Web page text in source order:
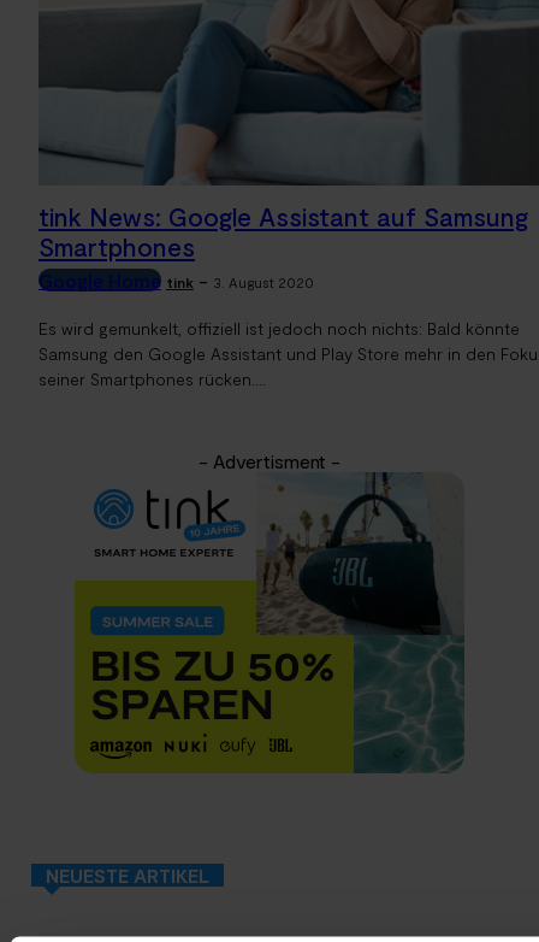
tink News: Google Assistant auf Samsung
Smartphones
Google Home tink - 3. August 2020
Es wird gemunkelt, offiziell ist jedoch noch nichts: Bald könnte
Samsung den Google Assistant und Play Store mehr in den
seiner Smartphones rücken....
- Advertisment -
NEUESTE ARTIKEL